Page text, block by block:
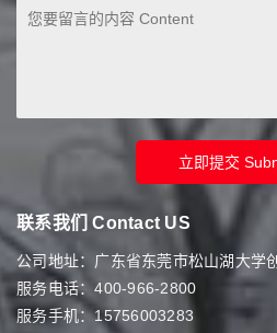
立即提交
联系我们 Contact US
公司地址：广东省东莞市松山湖大学
服务电话：400-966-2800
服务手机：15756003283